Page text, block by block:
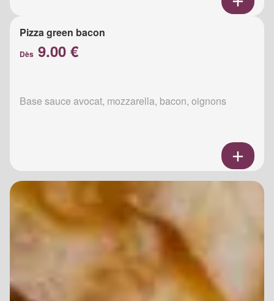
Pizza green bacon
Dès 9.00 €
Base sauce avocat, mozzarella, bacon, oignons